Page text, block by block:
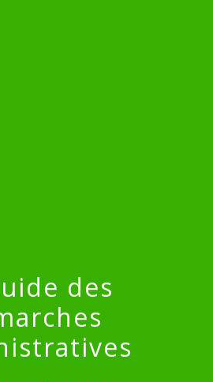
des